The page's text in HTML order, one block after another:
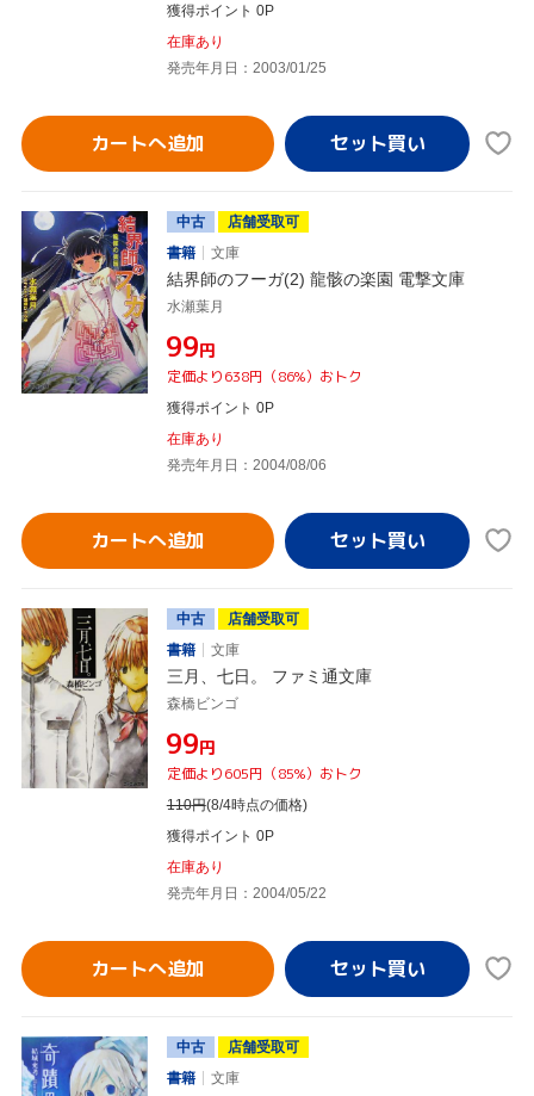
獲得ポイント 0P
在庫あり
発売年月日：2003/01/25
カートへ追加
中古
店舗受取可
書籍
文庫
結界師のフーガ(2) 龍骸の楽園 電撃文庫
水瀬葉月
¥99円
定価より638円（86%）おトク
獲得ポイント 0P
在庫あり
発売年月日：2004/08/06
カートへ追加
中古
店舗受取可
書籍
文庫
三月、七日。 ファミ通文庫
森橋ビンゴ
¥99円
定価より605円（85%）おトク
110円(8/4時点の価格)
獲得ポイント 0P
在庫あり
発売年月日：2004/05/22
カートへ追加
中古
店舗受取可
書籍
文庫